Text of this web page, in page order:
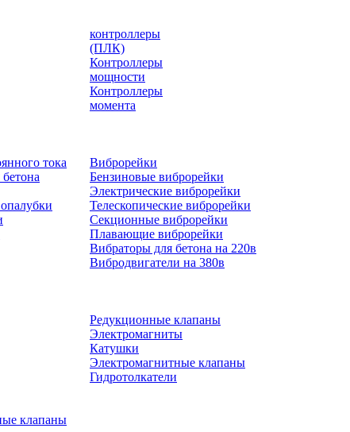
контроллеры
(ПЛК)
Контроллеры
мощности
Контроллеры
момента
тока
Виброрейки
Бензиновые виброрейки
Электрические виброрейки
Телескопические виброрейки
Секционные виброрейки
Плавающие виброрейки
Вибраторы для бетона на 220в
Вибродвигатели на 380в
клапаны
Редукционные клапаны
Электромагниты
Катушки
Электромагнитные клапаны
Гидротолкатели